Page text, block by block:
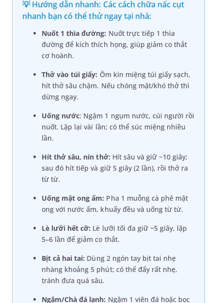
💡 Hướng dẫn nhanh: Các cách chữa nấc cụt
nhanh bạn có thể thử ngay tại nhà:
Nuốt 1 thìa đường: Nuốt trực tiếp 1 thìa
đường để kích thích họng, giúp giảm co thắt
cơ hoành.
Thở vào túi giấy: Ôm kín miệng túi giấy sạch,
hít thở sâu chậm. Nếu chóng mặt/khó thở thì
dừng ngay.
Uống nước: Ngậm 1 ngụm nước, cúi người rồi
nuốt. Lặp lại vài lần; có thể súc miệng nhiều
lần.
Hít thở sâu, nín thở: Hít sâu và giữ ~10 giây;
sau đó hít tiếp và giữ 5 giây (2 lần), rồi thở ra
từ từ.
Uống mật ong ấm: Pha 1 muỗng cà phê mật
ong với nước ấm, khuấy đều và uống từ từ.
Lè lưỡi hết cỡ: Lè lưỡi tối đa giữ ~5 giây, lặp
5–6 lần để giảm co thắt.
Bịt cả hai tai: Dùng 2 ngón tay bịt tai nhẹ
nhàng khoảng 5 phút; có thể đẩy rất nhẹ,
tránh đưa quá sâu.
Ngậm/Chà đá lạnh: Ngậm 1 viên đá hoặc bọc